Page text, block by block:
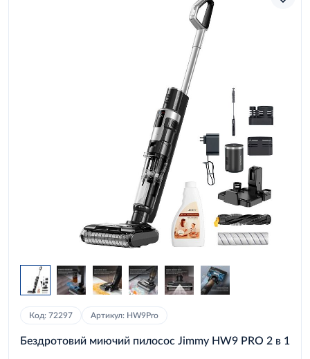
Код: 72297 Артикул: HW9Pro
Бездротовий миючий пилосос Jimmy HW9 PRO 2 в 1